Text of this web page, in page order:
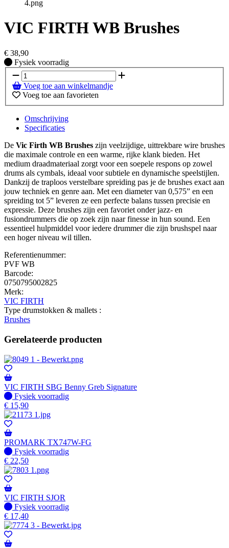
VIC FIRTH WB Brushes
€ 38,90
Fysiek voorradig
Fysiek voorradig
Voeg toe aan winkelmandje
Voeg toe aan favorieten
Omschrijving
Specificaties
De Vic Firth WB Brushes zijn veelzijdige, uittrekbare wire brushes
die maximale controle en een warme, rijke klank bieden. Het
medium draadmateriaal zorgt voor een soepele respons op zowel
drums als cymbals, ideaal voor subtiele en dynamische speelstijlen.
Dankzij de traploos verstelbare spreiding pas je de brushes exact aan
jouw techniek en genre aan. Met een diameter van 0,575” en een
spreiding tot 5” leveren ze een perfecte balans tussen precisie en
expressie. Deze brushes zijn een favoriet onder jazz- en
fusiondrummers die op zoek zijn naar finesse in hun sound. Een
essentieel hulpmiddel voor iedere drummer die zijn brushspel naar
een hoger niveau wil tillen.
Referentienummer:
PVF WB
Barcode:
0750795002825
Merk:
VIC FIRTH
Type drumstokken & mallets :
Brushes
Gerelateerde producten
VIC FIRTH SBG Benny Greb Signature
Fysiek voorradig
Fysiek voorradig
€ 15,90
PROMARK TX747W-FG
Fysiek voorradig
Fysiek voorradig
€ 22,50
VIC FIRTH SJOR
Fysiek voorradig
Fysiek voorradig
€ 17,40